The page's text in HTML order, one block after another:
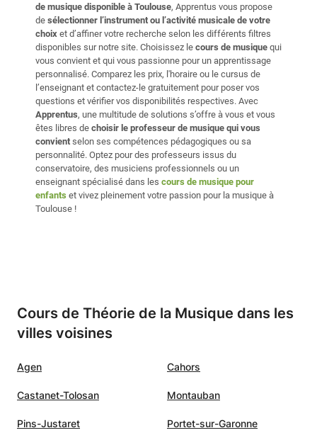
de musique disponible à Toulouse, Apprentus vous propose
de sélectionner l’instrument ou l’activité musicale de votre
choix et d’affiner votre recherche selon les différents filtres
disponibles sur notre site. Choisissez le cours de musique qui
vous convient et qui vous passionne pour un apprentissage
personnalisé. Comparez les prix, l'horaire ou le cursus de
l’enseignant et contactez-le gratuitement pour poser vos
questions et vérifier vos disponibilités respectives. Avec
Apprentus, une multitude de solutions s’offre à vous et vous
êtes libres de choisir le professeur de musique qui vous
convient selon ses compétences pédagogiques ou sa
personnalité. Optez pour des professeurs issus du
conservatoire, des musiciens professionnels ou un
enseignant spécialisé dans les cours de musique pour
enfants et vivez pleinement votre passion pour la musique à
Toulouse !
Cours de Théorie de la Musique dans les
villes voisines
Agen Cahors
Castanet-Tolosan Montauban
Pins-Justaret Portet-sur-Garonne